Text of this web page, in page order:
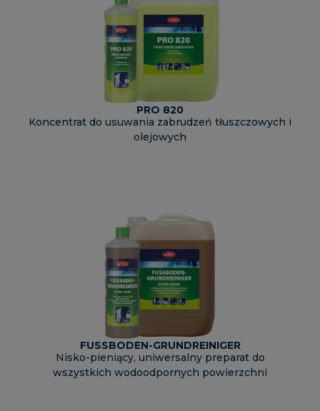
PRO 820
Koncentrat do usuwania zabrudzeń tłuszczowych i
olejowych
FUSSBODEN-GRUNDREINIGER
Nisko-pieniący, uniwersalny preparat do
wszystkich wodoodpornych powierzchni